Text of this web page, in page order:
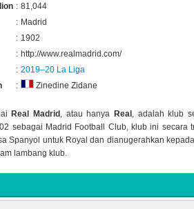
: 81,044
: Madrid
: 1902
: http://www.realmadrid.com/
: 2019–20 La Liga
: Zinedine Zidane
Real Madrid, atau hanyaReal , adalah klub
sebagai Madrid Football Club, klub ini secara
Spanyol untuk Royal dan dianugerahkan
lambang klub.